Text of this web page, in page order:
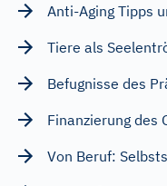
Anti-Aging Tipps
Tiere als
Befugnisse des
Finanzierung des
Von Beruf: